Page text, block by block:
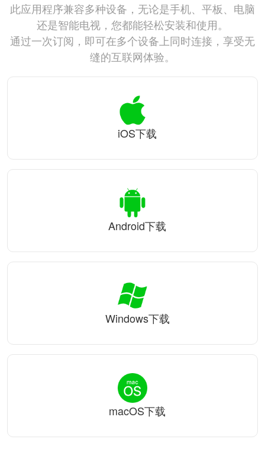
此应用程序兼容多种设备，无论是手机、平板、电脑
还是智能电视，您都能轻松安装和使用。
通过一次订阅，即可在多个设备上同时连接，享受无
缝的互联网体验。
iOS下载
Android下载
Windows下载
macOS下载